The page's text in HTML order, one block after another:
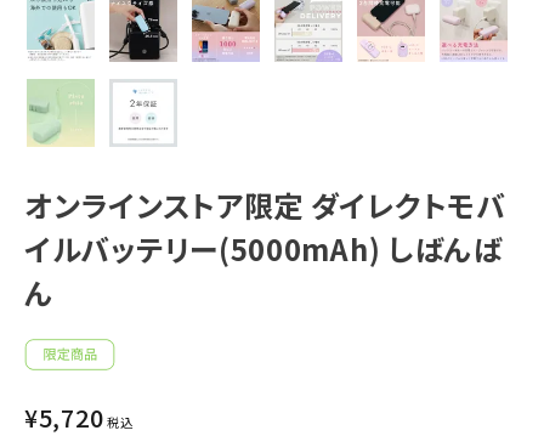
アイテムから探す
INFORMATION
ご利用ガイド
よくあるご質問
プライバシーポリシー
特定商取引法について
オンラインストア限定 ダイレクトモバ
イルバッテリー(5000mAh) しばんば
ん
¥5,720 税込